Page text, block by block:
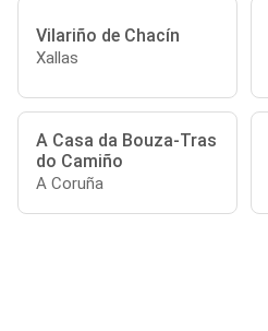
Vilariño de Chacín
Xallas
A Casa da Bouza-Tras
do Camiño
A Coruña